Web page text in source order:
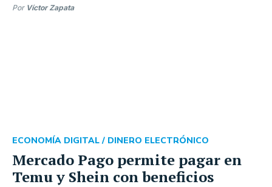
Por Víctor Zapata
Mercado Pago permite pagar en
Temu y Shein con beneficios
ECONOMÍA DIGITAL / DINERO ELECTRÓNICO